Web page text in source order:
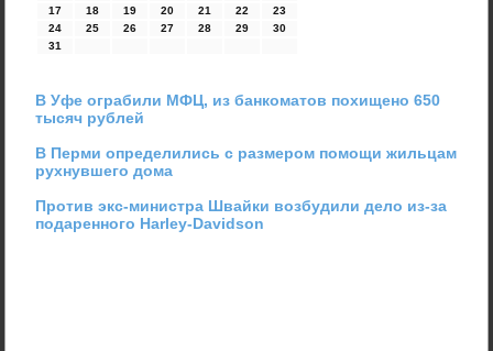
17
18 19 20 21 22
23
24
25 26 27 28 29
30
31
В Уфе ограбили МФЦ, из банкоматов похищено 650
тысяч рублей
В Перми определились с размером помощи жильцам
рухнувшего дома
Против экс-министра Швайки возбудили дело из-за
подаренного Harley-Davidson